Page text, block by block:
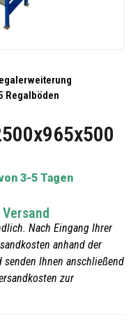
Regalböden
3-5 Tagen
Nach Eingang Ihrer
anhand der
senden Ihnen anschließend
zur